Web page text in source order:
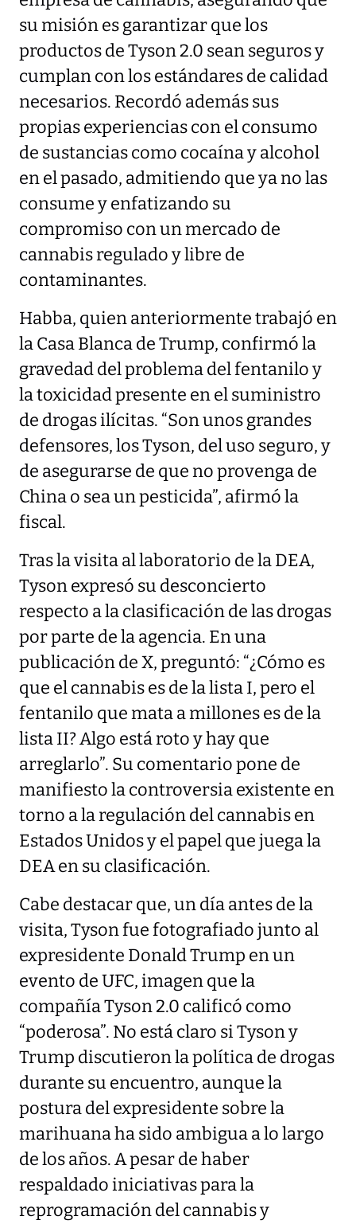
su misión es garantizar que los
productos de Tyson 2.0 sean seguros y
cumplan con los estándares de calidad
necesarios. Recordó además sus
propias experiencias con el consumo
de sustancias como cocaína y alcohol
en el pasado, admitiendo que ya no las
consume y enfatizando su
compromiso con un mercado de
cannabis regulado y libre de
contaminantes.
Habba, quien anteriormente trabajó en
la Casa Blanca de Trump, confirmó la
gravedad del problema del fentanilo y
la toxicidad presente en el suministro
de drogas ilícitas. “Son unos grandes
defensores, los Tyson, del uso seguro, y
de asegurarse de que no provenga de
China o sea un pesticida”, afirmó la
fiscal.
Tras la visita al laboratorio de la DEA,
Tyson expresó su desconcierto
respecto a la clasificación de las drogas
por parte de la agencia. En una
publicación de X, preguntó: “¿Cómo es
que el cannabis es de la lista I, pero el
fentanilo que mata a millones es de la
lista II? Algo está roto y hay que
arreglarlo”. Su comentario pone de
manifiesto la controversia existente en
torno a la regulación del cannabis en
Estados Unidos y el papel que juega la
DEA en su clasificación.
Cabe destacar que, un día antes de la
visita, Tyson fue fotografiado junto al
expresidente Donald Trump en un
evento de UFC, imagen que la
compañía Tyson 2.0 calificó como
“poderosa”. No está claro si Tyson y
Trump discutieron la política de drogas
durante su encuentro, aunque la
postura del expresidente sobre la
marihuana ha sido ambigua a lo largo
de los años. A pesar de haber
respaldado iniciativas para la
reprogramación del cannabis y